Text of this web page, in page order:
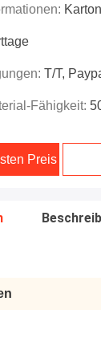
Karton
T/T,
Fähigkeit:
Preis